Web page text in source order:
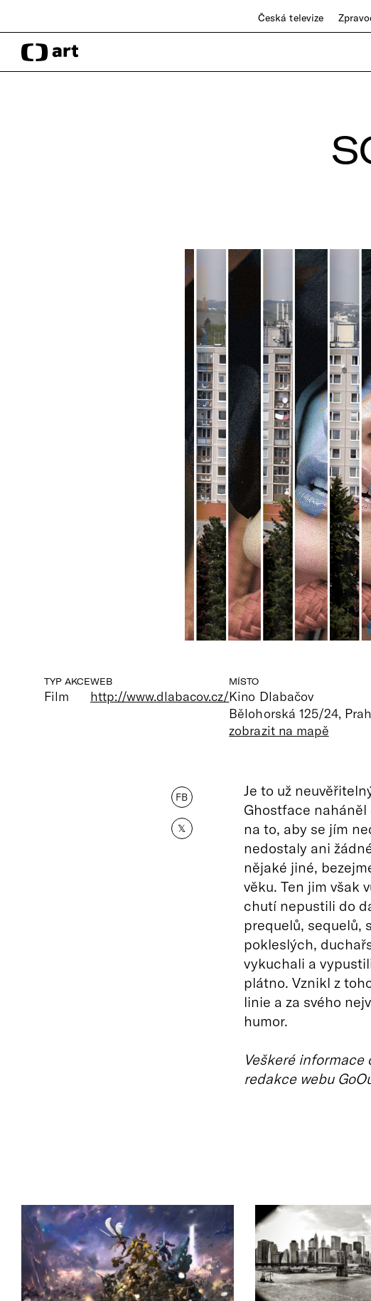
Česká televize
TYP AKCE
Film
WEB
http://www.dlabacov.cz/
MÍSTO
Kino Dlabačov
Bělohorská 125/24,
zobrazit na mapě
FB
𝕏
Je to už
Ghostface
na to, aby se jím
nedostaly ani
nějaké jiné,
věku. Ten jim však
chutí nepustili do
prequelů, sequelů,
pokleslých,
vykuchali a
plátno. Vznikl z
linie a za svého
humor.
Veškeré informace
redakce webu